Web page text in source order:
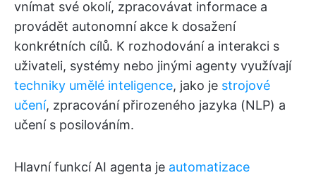
vnímat své okolí, zpracovávat informace a
provádět autonomní akce k dosažení
konkrétních cílů. K rozhodování a interakci s
uživateli, systémy nebo jinými agenty využívají
techniky umělé inteligence, jako je strojové
učení, zpracování přirozeného jazyka (NLP) a
učení s posilováním.
Hlavní funkcí AI agenta je automatizace